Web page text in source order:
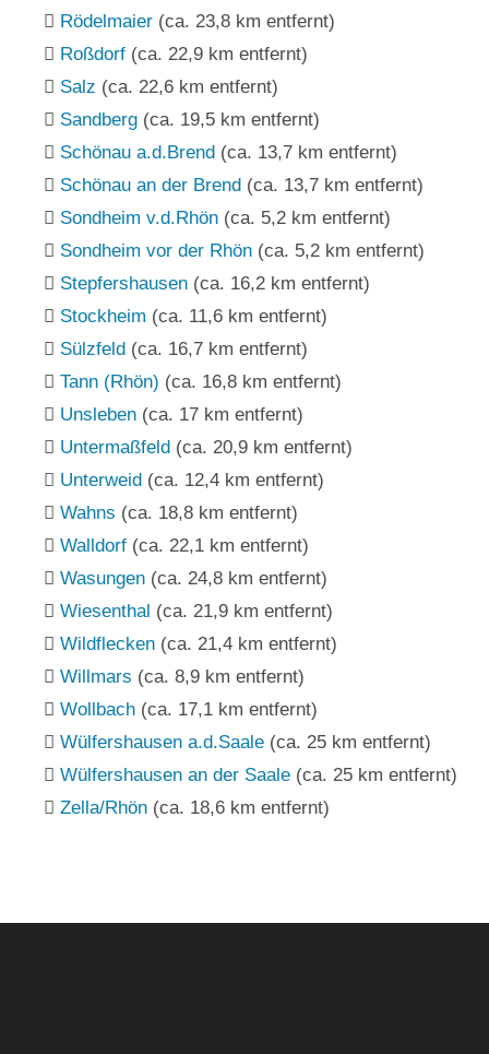
Rödelmaier (ca. 23,8 km entfernt)
Roßdorf (ca. 22,9 km entfernt)
Salz (ca. 22,6 km entfernt)
Sandberg (ca. 19,5 km entfernt)
Schönau a.d.Brend (ca. 13,7 km entfernt)
Schönau an der Brend (ca. 13,7 km entfernt)
Sondheim v.d.Rhön (ca. 5,2 km entfernt)
Sondheim vor der Rhön (ca. 5,2 km entfernt)
Stepfershausen (ca. 16,2 km entfernt)
Stockheim (ca. 11,6 km entfernt)
Sülzfeld (ca. 16,7 km entfernt)
Tann (Rhön) (ca. 16,8 km entfernt)
Unsleben (ca. 17 km entfernt)
Untermaßfeld (ca. 20,9 km entfernt)
Unterweid (ca. 12,4 km entfernt)
Wahns (ca. 18,8 km entfernt)
Walldorf (ca. 22,1 km entfernt)
Wasungen (ca. 24,8 km entfernt)
Wiesenthal (ca. 21,9 km entfernt)
Wildflecken (ca. 21,4 km entfernt)
Willmars (ca. 8,9 km entfernt)
Wollbach (ca. 17,1 km entfernt)
Wülfershausen a.d.Saale (ca. 25 km entfernt)
Wülfershausen an der Saale (ca. 25 km entfernt)
Zella/Rhön (ca. 18,6 km entfernt)